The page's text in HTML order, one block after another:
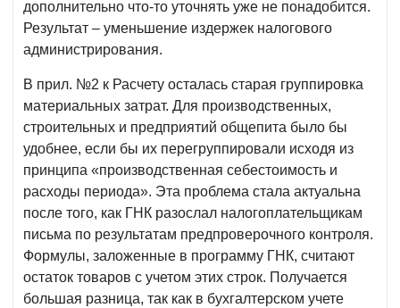
дополнительно что-то уточнять уже не понадобится.
Результат – уменьшение издержек налогового
администрирования.
В прил. №2 к Расчету осталась старая группировка
материальных затрат. Для производственных,
строительных и предприятий общепита было бы
удобнее, если бы их перегруппировали исходя из
принципа «производственная себестоимость и
расходы периода». Эта проблема стала актуальна
после того, как ГНК разослал налогоплательщикам
письма по результатам предпроверочного контроля.
Формулы, заложенные в программу ГНК, считают
остаток товаров с учетом этих строк. Получается
большая разница, так как в бухгалтерском учете